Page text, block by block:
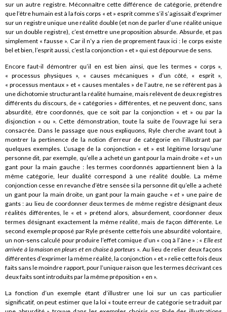
sur un autre registre. Méconnaître cette différence de catégorie, prétendre
que l’être humain est à la fois corps « et » esprit comme s’il s’agissait d’exprimer
sur un registre unique une réalité double (et non de parler d’une réalité unique
sur un double registre), c’est émettre une proposition absurde. Absurde, et pas
simplement « fausse ». Car il n’y a rien de proprement faux ici : le corps existe
bel et bien, l’esprit aussi, c’est la conjonction « et » qui est dépourvue de sens.
Encore faut-il démontrer qu’il en est bien ainsi, que les termes « corps »,
« processus physiques », « causes mécaniques » d’un côté, « esprit »,
« processus mentaux » et « causes mentales » de l’autre, ne se réfèrent pas à
une dichotomie structurant la réalité humaine, mais relèvent de deux registres
différents du discours, de « catégories » différentes, et ne peuvent donc, sans
absurdité, être coordonnés, que ce soit par la conjonction « et » ou par la
disjonction « ou ». Cette démonstration, toute la suite de l’ouvrage lui sera
consacrée. Dans le passage que nous expliquons, Ryle cherche avant tout à
montrer la pertinence de la notion d’erreur de catégorie en l’illustrant par
quelques exemples. L’usage de la conjonction « et » est légitime lorsqu’une
personne dit, par exemple, qu’elle a acheté un gant pour la main droite «et» un
gant pour la main gauche : les termes coordonnés appartiennent bien à la
même catégorie, leur dualité correspond à une réalité double. La même
conjonction cesse en revanche d’être sensée si la personne dit qu’elle a acheté
un gant pour la main droite, un gant pour la main gauche «et» une paire de
gants : au lieu de coordonner deux termes de même registre désignant deux
réalités différentes, le « et » prétend alors, absurdement, coordonner deux
termes désignant exactement la même réalité, mais de façon différente. Le
second exemple proposé par Ryle présente cette fois une absurdité volontaire,
un non-sens calculé pour produire l’effet comique d’un « coq à l’âne » : « Elle est
arrivée à la maison en pleurs et en chaise à porteurs ». Au lieu de relier deux façons
différentes d’exprimer la même réalité, la conjonction « et » relie cette fois deux
faits sans le moindre rapport, pour l’unique raison que les termes décrivant ces
deux faits sont introduits par la même préposition « en ».
La fonction d’un exemple étant d’illustrer une loi sur un cas particulier
significatif, on peut estimer que la loi « toute erreur de catégorie se traduit par